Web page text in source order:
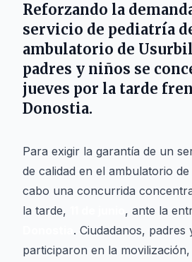
Reforzando la
servicio de pediatría
ambulatorio de
padres y niños se
jueves por la tarde
Donostia.
Para exigir la garantía de un
de calidad en el ambulatorio de
cabo una concurrida
la tarde,
, ante la
. Ciudadanos, padres
participaron en la